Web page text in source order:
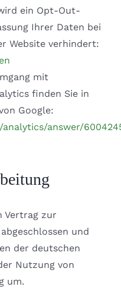
ein Opt-Out-
Ihrer Daten bei
Website verhindert:
mit
finden Sie in
Google:
answer/
Vertrag zur
und
der deutschen
Nutzung von
um.